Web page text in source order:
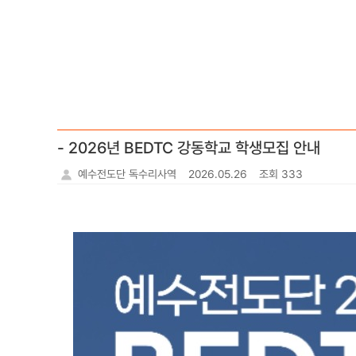
- 2026년 BEDTC 강동학교 학생모집 안내
예수전도단 독수리사역 2026.05.26 조회 333